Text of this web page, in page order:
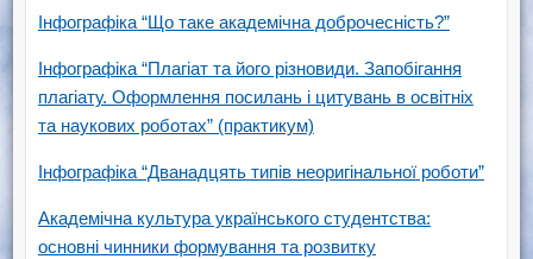
Інфографіка “Що таке академічна доброчесність?”
Інфографіка “Плагіат та його різновиди. Запобігання
плагіату. Оформлення посилань і цитувань в освітніх
та наукових роботах” (практикум)
Інфографіка “Дванадцять типів неоригінальної роботи”
Академічна культура українського студентства:
основні чинники формування та розвитку